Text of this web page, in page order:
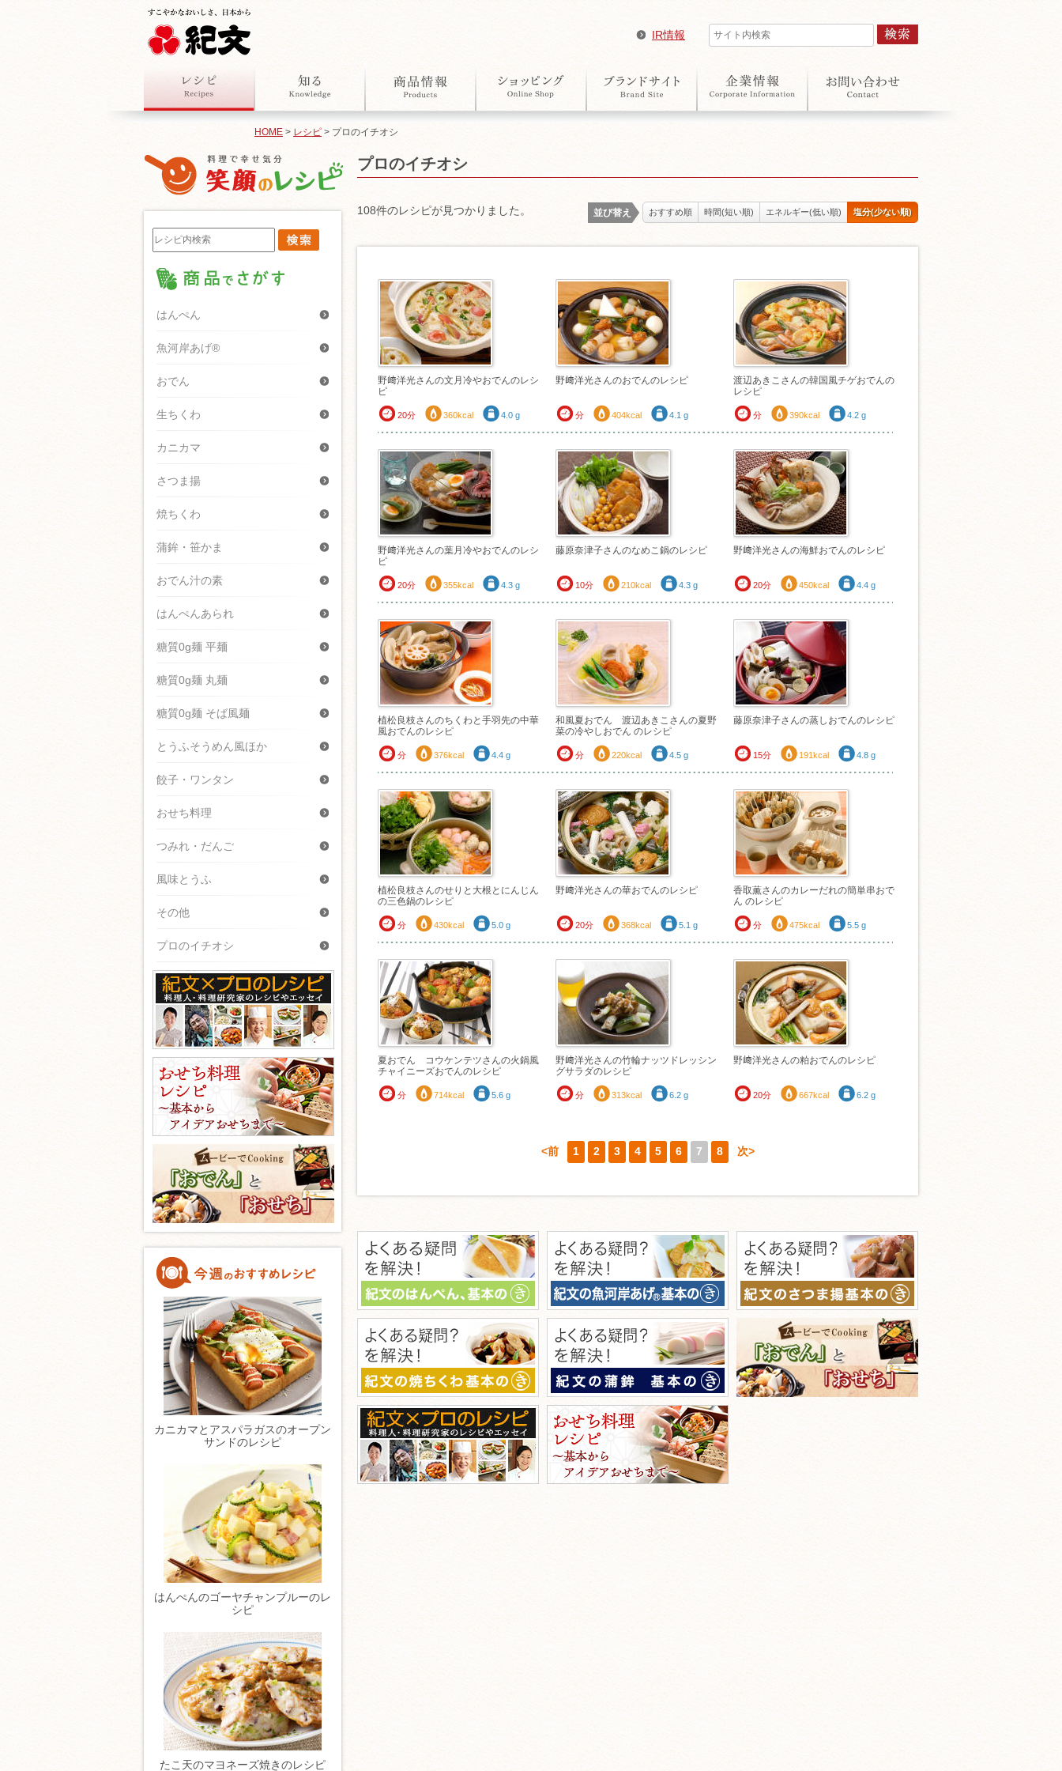
IR情報
HOME > レシピ > プロのイチオシ
プロのイチオシ
108件のレシピが見つかりました。 並び替え おすすめ順 時間(短い順) エネルギー(低い順) 塩分(少ない順)
野﨑洋光さんの文月冷やおでんのレシ
ピ
20分 360kcal 4.0 g
野﨑洋光さんのおでんのレシピ
分 404kcal 4.1 g
渡辺あきこさんの韓国風チゲおでんの
レシピ
分 390kcal 4.2 g
野﨑洋光さんの葉月冷やおでんのレシ
ピ
20分 355kcal 4.3 g
藤原奈津子さんのなめこ鍋のレシピ
10分 210kcal 4.3 g
野﨑洋光さんの海鮮おでんのレシピ
20分 450kcal 4.4 g
植松良枝さんのちくわと手羽先の中華
風おでんのレシピ
分 376kcal 4.4 g
和風夏おでん 渡辺あきこさんの夏野
菜の冷やしおでん のレシピ
分 220kcal 4.5 g
藤原奈津子さんの蒸しおでんのレシピ
15分 191kcal 4.8 g
植松良枝さんのせりと大根とにんじん
の三色鍋のレシピ
分 430kcal 5.0 g
野﨑洋光さんの華おでんのレシピ
20分 368kcal 5.1 g
香取薫さんのカレーだれの簡単串おで
ん のレシピ
分 475kcal 5.5 g
夏おでん コウケンテツさんの火鍋風
チャイニーズおでんのレシピ
分 714kcal 5.6 g
野﨑洋光さんの竹輪ナッツドレッシン
グサラダのレシピ
分 313kcal 6.2 g
野﨑洋光さんの粕おでんのレシピ
20分 667kcal 6.2 g
<前 1 2 3 4 5 6 7 8 次>
はんぺん
魚河岸あげ®
おでん
生ちくわ
カニカマ
さつま揚
焼ちくわ
蒲鉾・笹かま
おでん汁の素
はんぺんあられ
糖質0g麺 平麺
糖質0g麺 丸麺
糖質0g麺 そば風麺
とうふそうめん風ほか
餃子・ワンタン
おせち料理
つみれ・だんご
風味とうふ
その他
プロのイチオシ
カニカマとアスパラガスのオープン
サンドのレシピ
はんぺんのゴーヤチャンプルーのレ
シピ
たこ天のマヨネーズ焼きのレシピ